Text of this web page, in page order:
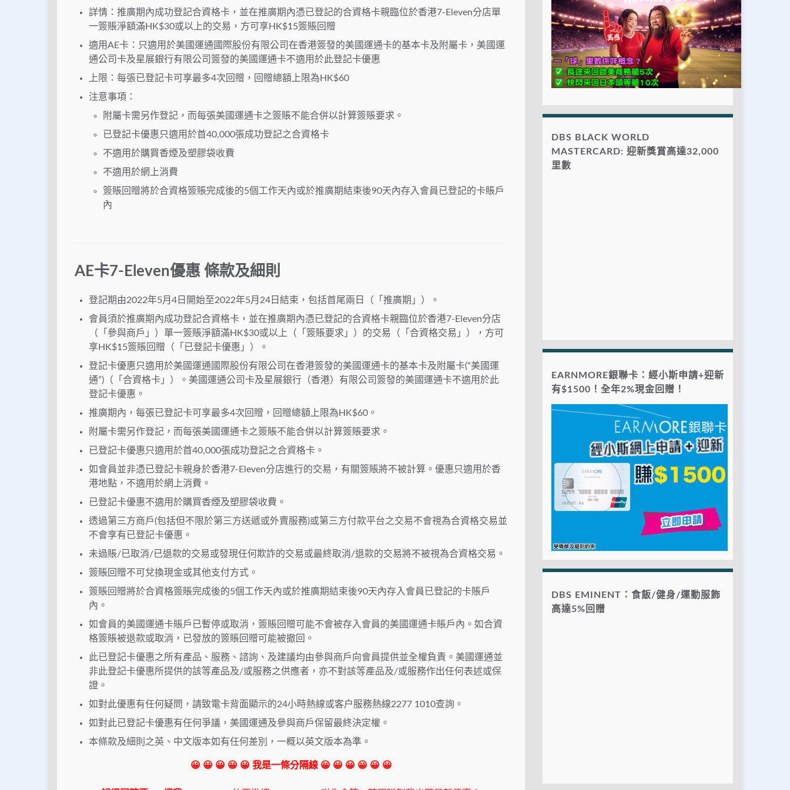
詳情：推廣期內成功登記合資格卡，並在推廣期內憑已登記的合資格卡親臨位於香港7-Eleven分店單
一簽賬淨額滿HK$30或以上的交易，方可享HK$15簽賬回贈
適用AE卡：只適用於美國運通國際股份有限公司在香港簽發的美國運通卡的基本卡及附屬卡，美國運
通公司卡及星展銀行有限公司簽發的美國運通卡不適用於此登記卡優惠
上限：每張已登記卡可享最多4次回贈，回贈總額上限為HK$60
注意事項：
附屬卡需另作登記，而每張美國運通卡之簽賬不能合併以計算簽賬要求。
已登記卡優惠只適用於首40,000張成功登記之合資格卡
不適用於購買香煙及塑膠袋收費
不適用於網上消費
簽賬回贈將於合資格簽賬完成後的5個工作天內或於推廣期結束後90天內存入會員已登記的卡賬戶
內
AE卡7-Eleven優惠 條款及細則
登記期由2022年5月4日開始至2022年5月24日結束，包括首尾兩日（「推廣期」）。
會員須於推廣期內成功登記合資格卡，並在推廣期內憑已登記的合資格卡親臨位於香港7-Eleven分店
（「參與商戶」）單一簽賬淨額滿HK$30或以上（「簽賬要求」）的交易（「合資格交易」），方可
享HK$15簽賬回贈（「已登記卡優惠」）。
登記卡優惠只適用於美國運通國際股份有限公司在香港簽發的美國運通卡的基本卡及附屬卡(“美國運
通”)（「合資格卡」）。美國運通公司卡及星展銀行（香港）有限公司簽發的美國運通卡不適用於此
登記卡優惠。
推廣期內，每張已登記卡可享最多4次回贈，回贈總額上限為HK$60。
附屬卡需另作登記，而每張美國運通卡之簽賬不能合併以計算簽賬要求。
已登記卡優惠只適用於首40,000張成功登記之合資格卡。
如會員並非憑已登記卡親身於香港7-Eleven分店進行的交易，有關簽賬將不被計算。優惠只適用於香
港地點，不適用於網上消費。
已登記卡優惠不適用於購買香煙及塑膠袋收費。
透過第三方商戶(包括但不限於第三方送遞或外賣服務)或第三方付款平台之交易不會視為合資格交易並
不會享有已登記卡優惠。
未過賬/已取消/已退款的交易或發現任何欺詐的交易或最終取消/退款的交易將不被視為合資格交易。
簽賬回贈不可兌換現金或其他支付方式。
簽賬回贈將於合資格簽賬完成後的5個工作天內或於推廣期結束後90天內存入會員已登記的卡賬戶
內。
如會員的美國運通卡賬戶已暫停或取消，簽賬回贈可能不會被存入會員的美國運通卡賬戶內。如合資
格簽賬被退款或取消，已發放的簽賬回贈可能被撤回。
此已登記卡優惠之所有產品、服務、諮詢、及建議均由參與商戶向會員提供並全權負責。美國運通並
非此登記卡優惠所提供的該等產品及/或服務之供應者，亦不對該等產品及/或服務作出任何表述或保
證。
如對此優惠有任何疑問，請致電卡背面顯示的24小時熱線或客户服務熱線2277 1010查詢。
如對此已登記卡優惠有任何爭議，美國運通及參與商戶保留最終決定權。
本條款及細則之英、中文版本如有任何差別，一概以英文版本為準。
😀 😀 😀 😀 😀 我是一條分隔線 😀 😀 😀 😀 😀 😀
DBS BLACK WORLD
MASTERCARD: 迎新獎賞高達32,000
里數
EARNMORE銀聯卡：經小斯申請+迎新
有$1500！全年2%現金回贈！
DBS EMINENT：食飯/健身/運動服飾
高達5%回贈